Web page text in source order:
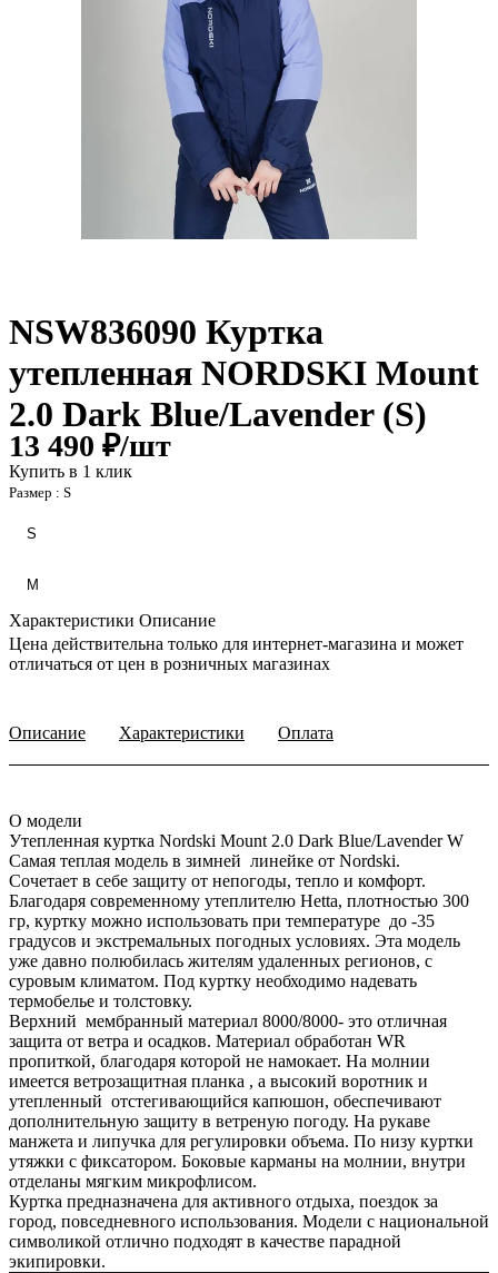
NSW836090 Куртка
утепленная NORDSKI Mount
2.0 Dark Blue/Lavender (S)
13 490 ₽/шт
Купить в 1 клик
Размер : S
S
М
Характеристики Описание
Цена действительна только для интернет-магазина и может
отличаться от цен в розничных магазинах
Описание Характеристики Оплата
О модели
Утепленная куртка Nordski Mount 2.0 Dark Blue/Lavender W
Самая теплая модель в зимней линейке от Nordski.
Сочетает в себе защиту от непогоды, тепло и комфорт.
Благодаря современному утеплителю Hetta, плотностью 300
гр, куртку можно использовать при температуре до -35
градусов и экстремальных погодных условиях. Эта модель
уже давно полюбилась жителям удаленных регионов, с
суровым климатом. Под куртку необходимо надевать
термобелье и толстовку.
Верхний мембранный материал 8000/8000- это отличная
защита от ветра и осадков. Материал обработан WR
пропиткой, благодаря которой не намокает. На молнии
имеется ветрозащитная планка , а высокий воротник и
утепленный отстегивающийся капюшон, обеспечивают
дополнительную защиту в ветреную погоду. На рукаве
манжета и липучка для регулировки объема. По низу куртки
утяжки с фиксатором. Боковые карманы на молнии, внутри
отделаны мягким микрофлисом.
Куртка предназначена для активного отдыха, поездок за
город, повседневного использования. Модели с национальной
символикой отлично подходят в качестве парадной
экипировки.